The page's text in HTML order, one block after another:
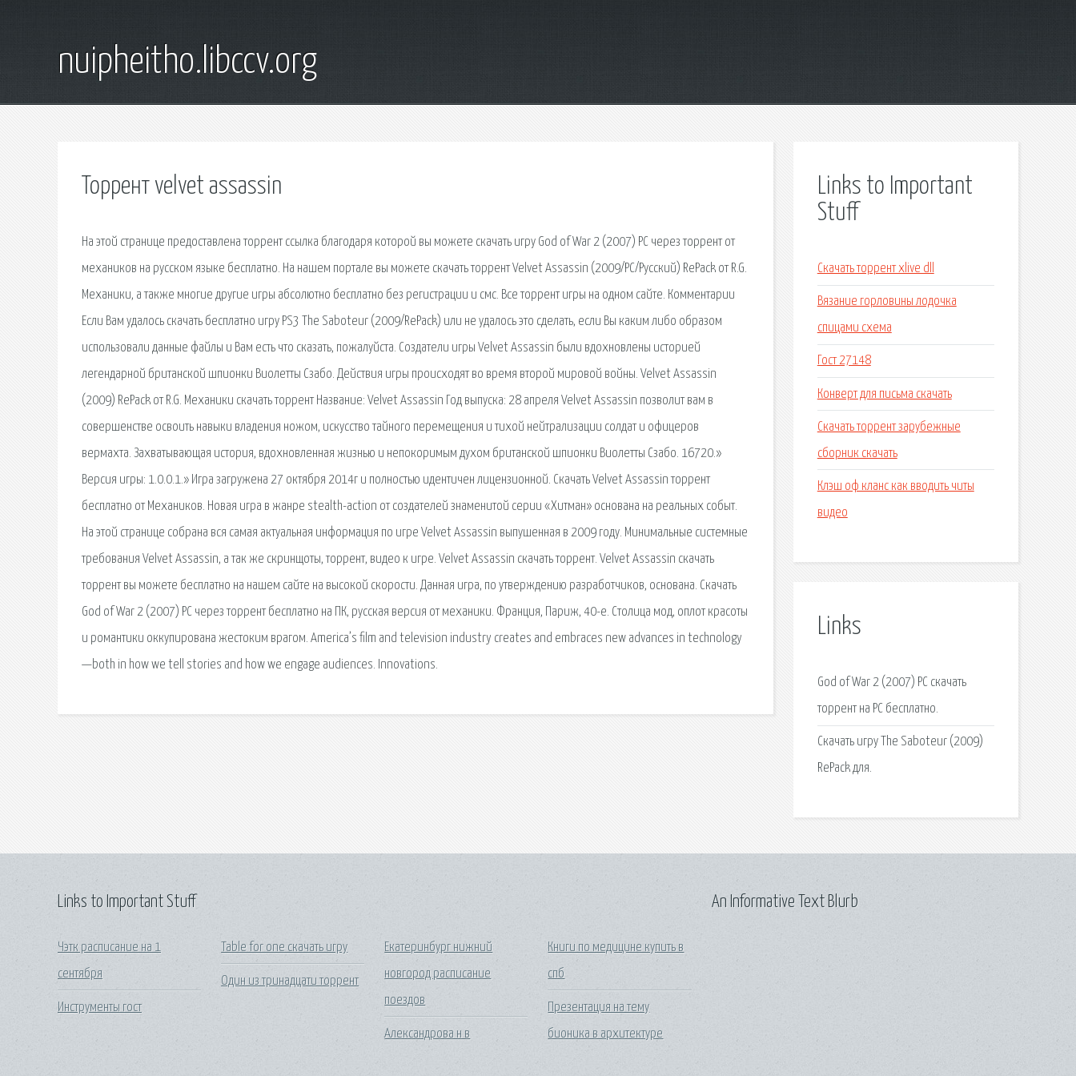
nuipheitho.libccv.org
Торрент velvet assassin
На этой странице предоставлена торрент ссылка благодаря которой вы можете скачать игру God of War 2 (2007) PC через торрент от
механиков на русском языке бесплатно. На нашем портале вы можете скачать торрент Velvet Assassin (2009/PC/Русский) RePack от R.G.
Механики, а также многие другие игры абсолютно бесплатно без регистрации и смс. Все торрент игры на одном сайте. Комментарии
Если Вам удалось скачать бесплатно игру PS3 The Saboteur (2009/RePack) или не удалось это сделать, если Вы каким либо образом
использовали данные файлы и Вам есть что сказать, пожалуйста. Создатели игры Velvet Assassin были вдохновлены историей
легендарной британской шпионки Виолетты Сзабо. Действия игры происходят во время второй мировой войны. Velvet Assassin
(2009) RePack от R.G. Механики скачать торрент Название: Velvet Assassin Год выпуска: 28 апреля Velvet Assassin позволит вам в
совершенстве освоить навыки владения ножом, искусство тайного перемещения и тихой нейтрализации солдат и офицеров
вермахта. Захватывающая история, вдохновленная жизнью и непокоримым духом британской шпионки Виолетты Сзабо. 16720.»
Версия игры: 1.0.0.1.» Игра загружена 27 октября 2014г и полностью идентичен лицензионной. Скачать Velvet Assassin торрент
бесплатно от Механиков. Новая игра в жанре stealth-action от создателей знаменитой серии «Хитман» основана на реальных событ.
На этой странице собрана вся самая актуальная информация по игре Velvet Assassin выпушенная в 2009 году. Минимальные системные
требования Velvet Assassin, а так же скринщоты, торрент, видео к игре. Velvet Assassin скачать торрент. Velvet Assassin скачать
торрент вы можете бесплатно на нашем сайте на высокой скорости. Данная игра, по утверждению разработчиков, основана. Скачать
God of War 2 (2007) PC через торрент бесплатно на ПК, русская версия от механики. Франция, Париж, 40-е. Столица мод, оплот красоты
и романтики оккупирована жестоким врагом. America’s film and television industry creates and embraces new advances in technology
—both in how we tell stories and how we engage audiences. Innovations.
Links to Important
Stuff
Скачать торрент xlive dll
Вязание горловины лодочка
спицами схема
Гост 27148
Конверт для письма скачать
Скачать торрент зарубежные
сборник скачать
Клэш оф кланс как вводить читы
видео
Links
God of War 2 (2007) PC скачать
торрент на PC бесплатно.
Скачать игру The Saboteur (2009)
RePack для.
Links to Important Stuff
Чэтк расписание на 1
сентября
Инструменты гост
Table for one скачать игру
Один из тринадцати торрент
Екатеринбург нижний
новгород расписание
поездов
Александрова н в
Книги по медицине купить в
спб
Презентация на тему
бионика в архитектуре
An Informative Text Blurb